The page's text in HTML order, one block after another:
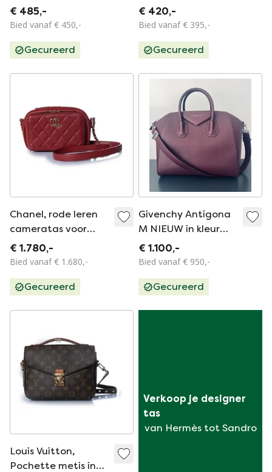
ketting van rood
leer.
€ 485,-
Bied vanaf € 450,-
Gecureerd
het wit
€ 420,-
Bied vanaf € 395,-
Gecureerd
Chanel, rode leren
cameratas voor
zakelijk gebruik.
€ 1.780,-
Bied vanaf € 1.680,-
Gecureerd
Givenchy Antigona
M NIEUW in kleur
Oxblood / Bordaux
€ 1.100,-
Bied vanaf € 950,-
Gecureerd
Louis Vuitton,
Pochette metis in
Verkoop je designer
tas
van Hermès tot Sandro